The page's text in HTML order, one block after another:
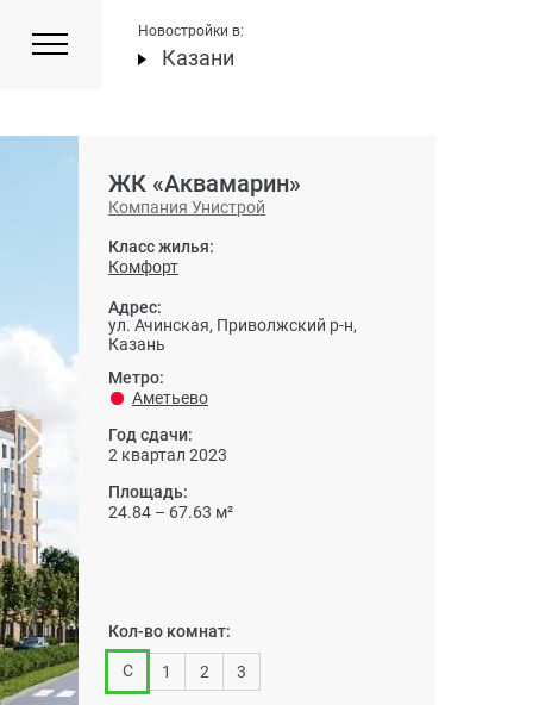
Новостройки в:
Казани
ЖК «Аквамарин»
Компания Унистрой
Класс жилья:
Комфорт
Адрес:
ул. Ачинская, Приволжский р-н,
Казань
Метро:
Аметьево
Год сдачи:
2 квартал 2023
Площадь:
24.84 – 67.63 м²
Кол-во комнат:
С 1 2 3